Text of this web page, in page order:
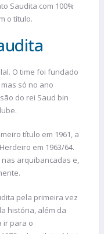
Saudita com 100%
o título.
O time foi fundado
só no ano
do rei Saud bin
título em 1961, a
em 1963/64.
arquibancadas e,
pela primeira vez
história, além da
ir para o